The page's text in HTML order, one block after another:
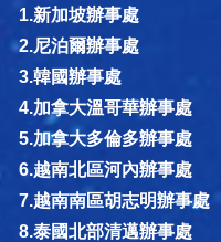
1.新加坡辦事處
2.尼泊爾辦事處
3.韓國辦事處
4.加拿大溫哥華辦事處
5.加拿大多倫多辦事處
6.越南北區河內辦事處
7.越南南區胡志明辦事處
8.泰國北部清邁辦事處